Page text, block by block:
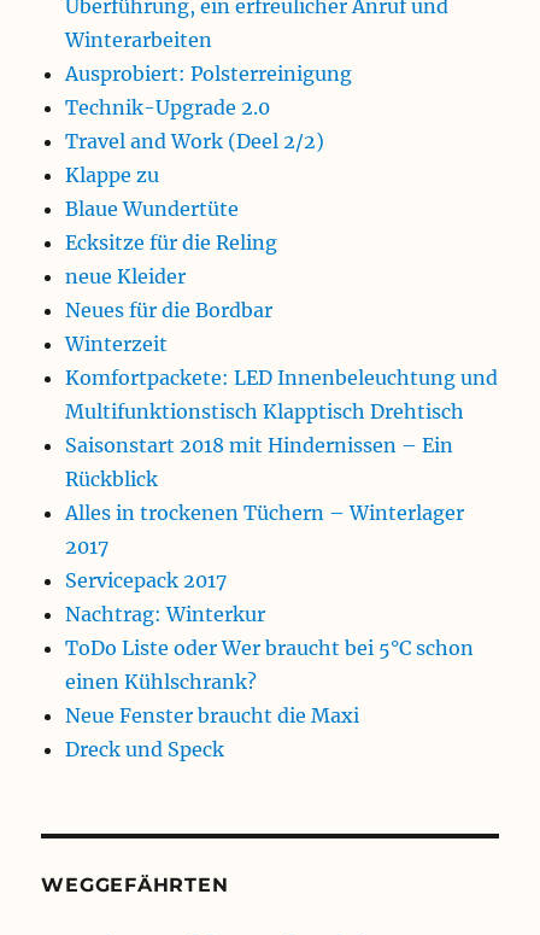
Überführung, ein erfreulicher Anruf und
Winterarbeiten
Ausprobiert: Polsterreinigung
Technik-Upgrade 2.0
Travel and Work (Deel 2/2)
Klappe zu
Blaue Wundertüte
Ecksitze für die Reling
neue Kleider
Neues für die Bordbar
Winterzeit
Komfortpackete: LED Innenbeleuchtung und
Multifunktionstisch Klapptisch Drehtisch
Saisonstart 2018 mit Hindernissen – Ein
Rückblick
Alles in trockenen Tüchern – Winterlager
2017
Servicepack 2017
Nachtrag: Winterkur
ToDo Liste oder Wer braucht bei 5°C schon
einen Kühlschrank?
Neue Fenster braucht die Maxi
Dreck und Speck
WEGGEFÄHRTEN